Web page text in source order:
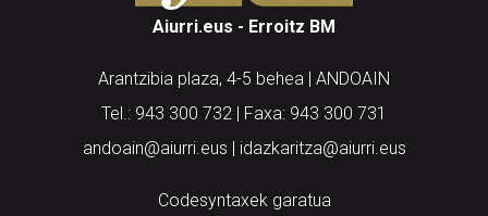
Aiurri.eus - Erroitz BM
Arantzibia plaza, 4-5 behea | ANDOAIN
Tel.: 943 300 732 | Faxa: 943 300 731
andoain@aiurri.eus | idazkaritza@aiurri.eus
Codesyntaxek garatua